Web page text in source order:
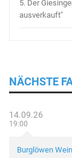
5. Der
ausverkauft"
NÄCHSTE
14.09.26
19:00
Burglöwen